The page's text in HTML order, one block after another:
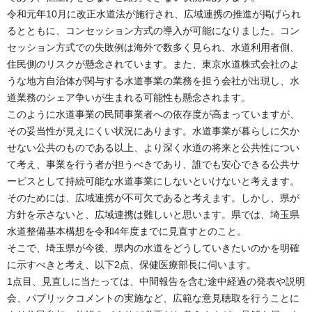
令和元年10月に改正水道法が施行され、広域連携の推進が掲げられ
るとともに、コンセッション方式の導入が可能になりました。コン
セッション方式での失敗例は海外で数多く見られ、水道利用者側、
住民側のリスクが懸念されています。また、東京水道株式会社のよ
うな地方自治体が関与する水道事業の業務を担う会社が出現し、水
道業務のシェア争いが生まれる可能性も懸念されます。
このように水道事業の民間事業者への依存度が高まっていますが、
その妥当性が見えにくい状況にあります。水道事業が暮らしに欠か
せない公共のものである以上、より深く水道の将来と公共性につい
て考え、事業を行う者が担うべきであり、誰でも安心できる公共サ
ービスとして持続可能な水道事業にしないといけないと考えます。
そのためには、広域連携が不可欠であると考えます。しかし、県が
方針を示さないと、広域連携は難しいと思います。県では、埼玉県
水道整備基本構想を令和4年度までに見直すとのこと。
そこで、埼玉県が今後、県内の水道をどうしていきたいのかを明確
に示すべきと考え、以下2点、保健医療部長に伺います。
1点目、見直しに当たっては、中間報告を含む途中経過の発表や説明
会、パブリックコメントの実施など、広範な意見聴取を行うことに